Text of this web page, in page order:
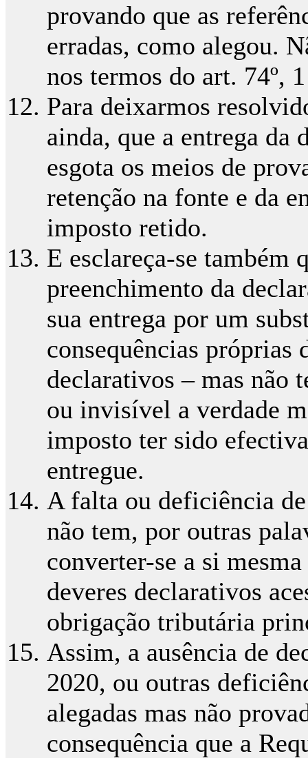
provando que as
erradas, como alegou.
nos termos do art. 74º,
Para deixarmos
ainda, que a entrega da
esgota os meios de
retenção na fonte e da
imposto retido.
E esclareça-se também
preenchimento da
sua entrega por um
consequências próprias
declarativos – mas não
ou invisível a verdade
imposto ter sido
entregue.
A falta ou deficiência
não tem, por outras
converter-se a si
deveres declarativos
obrigação tributária
Assim, a ausência de
2020, ou outras
alegadas mas não
consequência que a